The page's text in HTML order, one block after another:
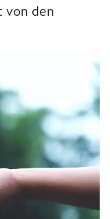
von den